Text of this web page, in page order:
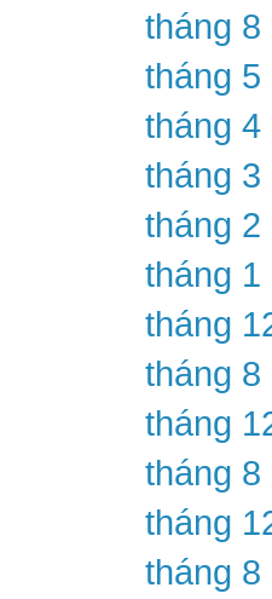
tháng 8
tháng 5
tháng 4
tháng 3
tháng 2
tháng 1
tháng
tháng 8
tháng
tháng 8
tháng
tháng 8